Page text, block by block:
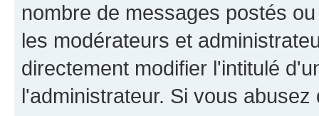
nombre de messages postés
les modérateurs et
directement modifier l'intitulé
l'administrateur. Si vous